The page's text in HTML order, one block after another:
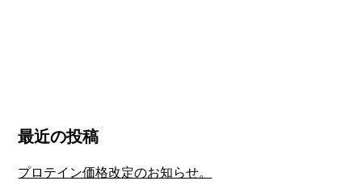
最近の投稿
プロテイン価格改定のお知らせ。